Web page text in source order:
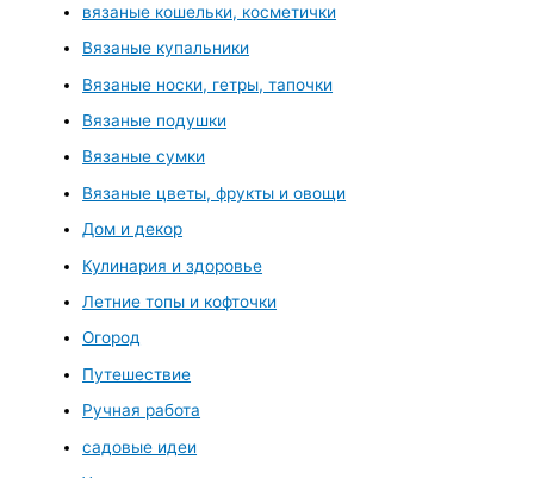
вязаные кошельки, косметички
Вязаные купальники
Вязаные носки, гетры, тапочки
Вязаные подушки
Вязаные сумки
Вязаные цветы, фрукты и овощи
Дом и декор
Кулинария и здоровье
Летние топы и кофточки
Огород
Путешествие
Ручная работа
садовые идеи